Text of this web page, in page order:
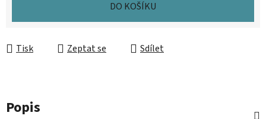
DO KOŠÍKU
Tisk Zeptat se Sdílet
Popis